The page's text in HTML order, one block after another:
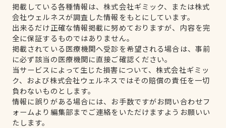
掲載している各種情報は、株式会社ギミック、または株式
会社ウェルネスが調査した情報をもとにしています。
出来るだけ正確な情報掲載に努めておりますが、内容を完
全に保証するものではありません。
掲載されている医療機関へ受診を希望される場合は、事前
に必ず該当の医療機関に直接ご確認ください。
当サービスによって生じた損害について、株式会社ギミッ
ク、および株式会社ウェルネスではその賠償の責任を一切
負わないものとします。
情報に誤りがある場合には、お手数ですがお問い合わせフ
ォームより編集部までご連絡をいただけますようお願いい
たします。